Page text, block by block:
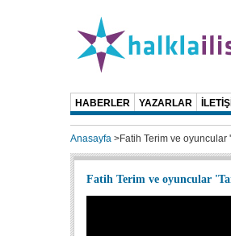
HABERLER YAZARLAR
Anasayfa >Fatih Terim ve oyuncular
Fatih Terim ve oyuncular